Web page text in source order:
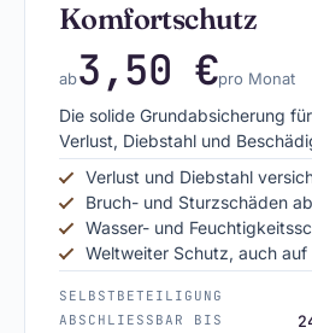
Komfortschutz
ab3,50 €pro Monat
Die solide Grundabsicherung
Verlust, Diebstahl und
Verlust und Diebstahl
Bruch- und Sturzschäden
Wasser- und
Weltweiter Schutz, auch auf
SELBSTBETEILIGUNG
ABSCHLIESSBAR BIS